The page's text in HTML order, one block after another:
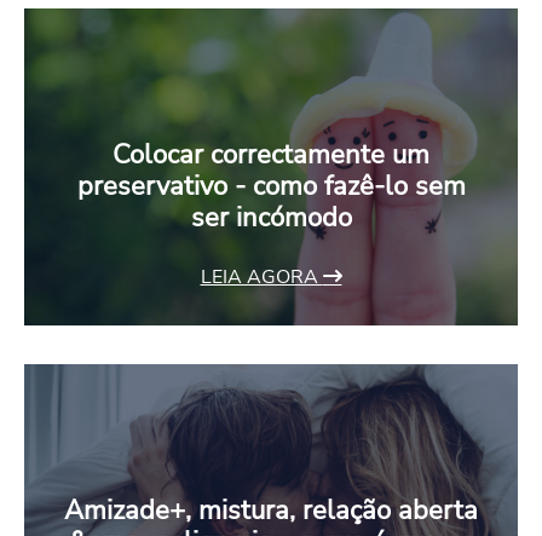
Colocar correctamente um
preservativo - como fazê-lo sem
ser incómodo
LEIA AGORA
Amizade+, mistura, relação aberta